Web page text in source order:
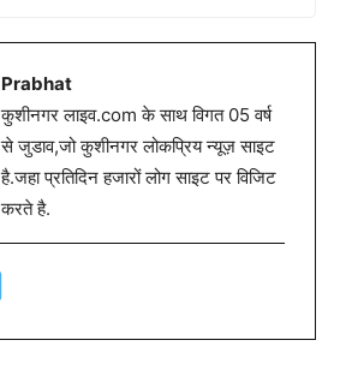
Prabhat
कुशीनगर लाइव.com के साथ विगत 05 वर्ष
से जुडाव,जो कुशीनगर लोकप्रिय न्यूज़ साइट
है.जहा प्रतिदिन हजारों लोग साइट पर विजिट
करते है.